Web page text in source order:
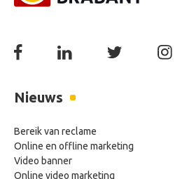
Nieuws
Bereik van reclame
Online en offline marketing
Video banner
Online video marketing